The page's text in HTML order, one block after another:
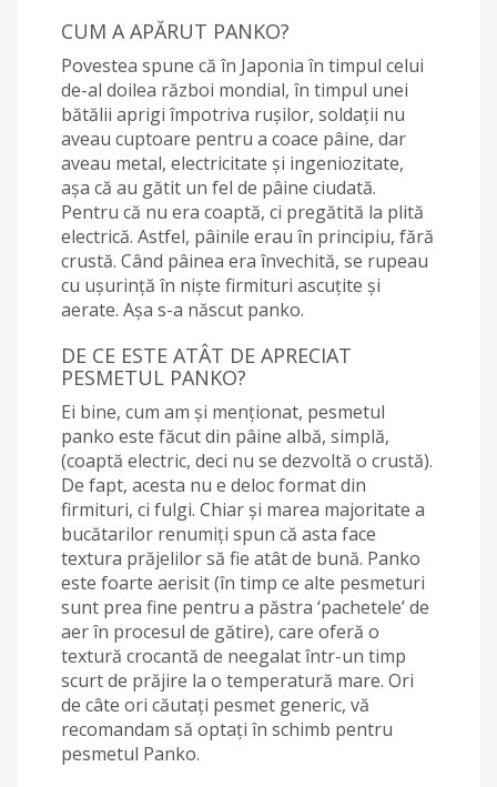
CUM A APĂRUT PANKO?
Povestea spune că în Japonia în timpul celui
de-al doilea război mondial, în timpul unei
bătălii aprigi împotriva rușilor, soldații nu
aveau cuptoare pentru a coace pâine, dar
aveau metal, electricitate și ingeniozitate,
așa că au gătit un fel de pâine ciudată.
Pentru că nu era coaptă, ci pregătită la plită
electrică. Astfel, pâinile erau în principiu, fără
crustă. Când pâinea era învechită, se rupeau
cu ușurință în niște firmituri ascuțite și
aerate. Așa s-a născut panko.
DE CE ESTE ATÂT DE APRECIAT
PESMETUL PANKO?
Ei bine, cum am și menționat, pesmetul
panko este făcut din pâine albă, simplă,
(coaptă electric, deci nu se dezvoltă o crustă).
De fapt, acesta nu e deloc format din
firmituri, ci fulgi. Chiar și marea majoritate a
bucătarilor renumiți spun că asta face
textura prăjelilor să fie atât de bună. Panko
este foarte aerisit (în timp ce alte pesmeturi
sunt prea fine pentru a păstra ‘pachetele’ de
aer în procesul de gătire), care oferă o
textură crocantă de neegalat într-un timp
scurt de prăjire la o temperatură mare. Ori
de câte ori căutați pesmet generic, vă
recomandam să optați în schimb pentru
pesmetul Panko.